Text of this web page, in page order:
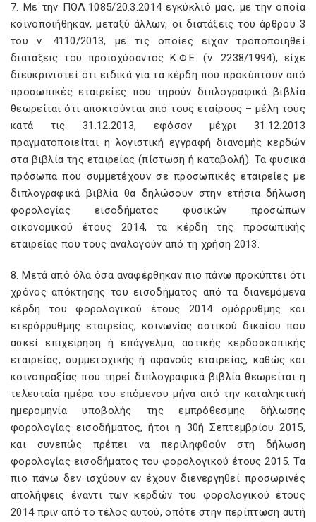
7. Με την ΠΟΛ.1085/20.3.2014 εγκύκλιό μας, με την οποία
κοινοποιήθηκαν, μεταξύ άλλων, οι διατάξεις του άρθρου 3
του ν. 4110/2013, με τις οποίες είχαν τροποποιηθεί
διατάξεις του προϊσχύσαντος Κ.Φ.Ε. (ν. 2238/1994), είχε
διευκρινιστεί ότι ειδικά για τα κέρδη που προκύπτουν από
προσωπικές εταιρείες που τηρούν διπλογραφικά βιβλία
θεωρείται ότι αποκτούνται από τους εταίρους – μέλη τους
κατά τις 31.12.2013, εφόσον μέχρι 31.12.2013
πραγματοποιείται η λογιστική εγγραφή διανομής κερδών
στα βιβλία της εταιρείας (πίστωση ή καταβολή). Τα φυσικά
πρόσωπα που συμμετέχουν σε προσωπικές εταιρείες με
διπλογραφικά βιβλία θα δηλώσουν στην ετήσια δήλωση
φορολογίας εισοδήματος φυσικών προσώπων
οικονομικού έτους 2014, τα κέρδη της προσωπικής
εταιρείας που τους αναλογούν από τη χρήση 2013.
8. Μετά από όλα όσα αναφέρθηκαν πιο πάνω προκύπτει ότι
χρόνος απόκτησης του εισοδήματος από τα διανεμόμενα
κέρδη του φορολογικού έτους 2014 ομόρρυθμης και
ετερόρρυθμης εταιρείας, κοινωνίας αστικού δικαίου που
ασκεί επιχείρηση ή επάγγελμα, αστικής κερδοσκοπικής
εταιρείας, συμμετοχικής ή αφανούς εταιρείας, καθώς και
κοινοπραξίας που τηρεί διπλογραφικά βιβλία θεωρείται η
τελευταία ημέρα του επόμενου μήνα από την καταληκτική
ημερομηνία υποβολής της εμπρόθεσμης δήλωσης
φορολογίας εισοδήματος, ήτοι η 30ή Σεπτεμβρίου 2015,
και συνεπώς πρέπει να περιληφθούν στη δήλωση
φορολογίας εισοδήματος του φορολογικού έτους 2015. Τα
πιο πάνω δεν ισχύουν αν έχουν διενεργηθεί προσωρινές
απολήψεις έναντι των κερδών του φορολογικού έτους
2014 πριν από το τέλος αυτού, οπότε στην περίπτωση αυτή